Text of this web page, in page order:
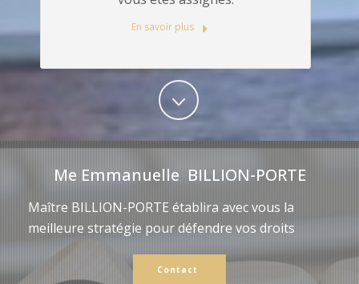
En savoir plus
Me Emmanuelle BILLION-PORTE
Maître BILLION-PORTE établira avec vous la
meilleure stratégie pour défendre vos droits
Contact